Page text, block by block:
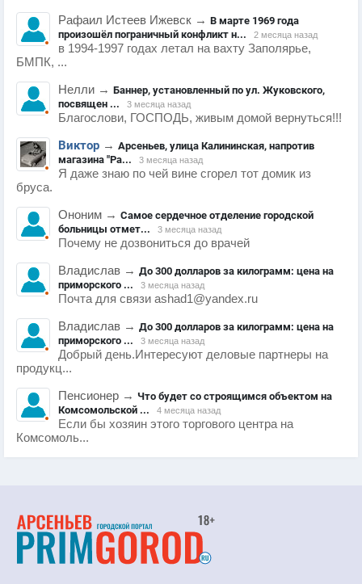
Рафаил Истеев Ижевск → В марте 1969 года
произошёл пограничный конфликт н...
2 месяца назад
в 1994-1997 годах летал на вахту Заполярье,
БМПК, ...
Нелли → Баннер, установленный по ул. Жуковского,
посвящен ...
3 месяца назад
Благослови, ГОСПОДЬ, живым домой вернуться!!!
Виктор → Арсеньев, улица Калининская, напротив
магазина "Ра...
3 месяца назад
Я даже знаю по чей вине сгорел тот домик из
бруса.
Ононим → Самое сердечное отделение городской
больницы отмет...
3 месяца назад
Почему не дозвониться до врачей
Владислав → До 300 долларов за килограмм: цена на
приморского ...
3 месяца назад
Почта для связи ashad1@yandex.ru
Владислав → До 300 долларов за килограмм: цена на
приморского ...
3 месяца назад
Добрый день.Интересуют деловые партнеры на
продукц...
Пенсионер → Что будет со строящимся объектом на
Комсомольской ...
4 месяца назад
Если бы хозяин этого торгового центра на
Комсомоль...